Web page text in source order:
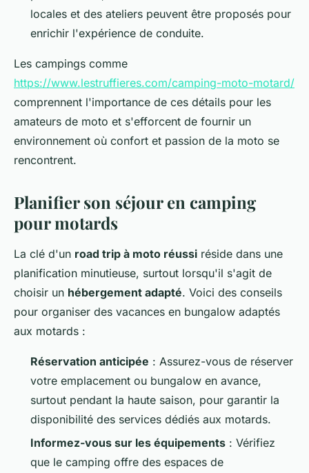
locales et des ateliers peuvent être proposés pour
enrichir l'expérience de conduite.
Les campings comme
https://www.lestruffieres.com/camping-moto-motard/
comprennent l'importance de ces détails pour les
amateurs de moto et s'efforcent de fournir un
environnement où confort et passion de la moto se
rencontrent.
Planifier son séjour en camping
pour motards
La clé d'un road trip à moto réussi réside dans une
planification minutieuse, surtout lorsqu'il s'agit de
choisir un hébergement adapté. Voici des conseils
pour organiser des vacances en bungalow adaptés
aux motards :
Réservation anticipée : Assurez-vous de réserver
votre emplacement ou bungalow en avance,
surtout pendant la haute saison, pour garantir la
disponibilité des services dédiés aux motards.
Informez-vous sur les équipements : Vérifiez
que le camping offre des espaces de